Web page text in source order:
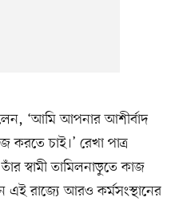
‘আমি আপনার আশীর্বাদ
চাই।’ রেখা পাত্র
স্বামী তামিলনাড়ুতে কাজ
এই রাজ্যে আরও কর্মসংস্থানের